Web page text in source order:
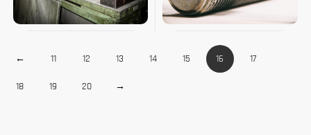
← 11 12 13 14 15 16 17
18 19 20 →